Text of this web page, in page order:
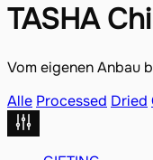
TASHA
Vom eigenen Anbau
Alle Processed Dried